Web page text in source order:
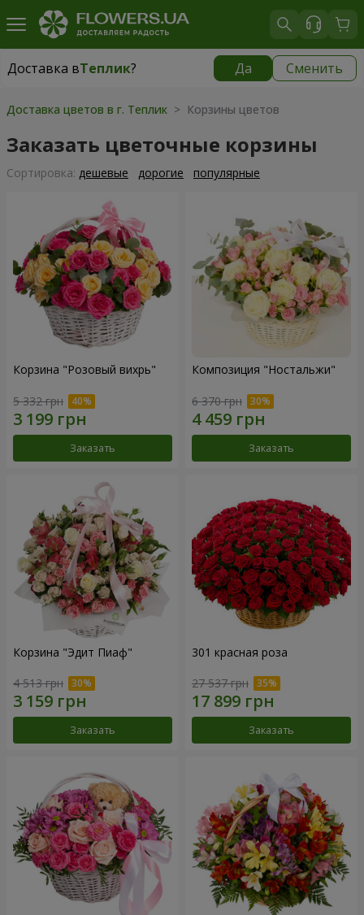
Доставка вТеплик? Да Сменить
Доставка вТеплик|
Доставка цветов в г. Теплик > Корзины цветов
Заказать цветочные корзины
Cортировка: дешевые дорогие популярные
Корзина "Розовый вихрь"
5 332 грн
Заказать
Композиция "Ностальжи"
6 370 грн
Заказать
Корзина "Эдит Пиаф"
4 513 грн
Заказать
301 красная роза
27 537 грн
Заказать